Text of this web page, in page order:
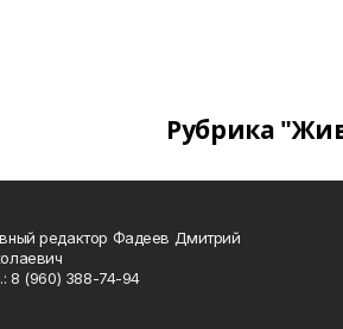
Рубрика
редактор Фадеев Дмитрий
8 (960) 388-74-94